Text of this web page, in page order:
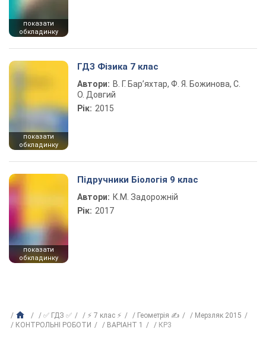
показати
обкладинку
показати
обкладинку
ГДЗ Фізика 7 клас
Автори: В. Г. Бар’яхтар, Ф. Я. Божинова, С.
О. Довгий
Рік: 2015
показати
обкладинку
Підручники Біологія 9 клас
Автори: К.М. Задорожній
Рік: 2017
✅ ГДЗ ✅ ⚡ 7 клас ⚡ Геометрія ✍
Мерзляк 2015
КОНТРОЛЬНІ РОБОТИ
ВАРІАНТ 1 КР3